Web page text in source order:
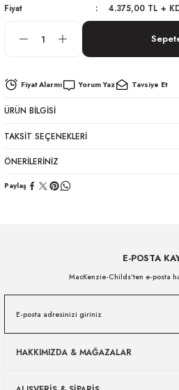
Fiyat
4.375,00 TL +
Fiyat Alarmı Yorum Yaz Tavsiye Et
ÜRÜN BILGISI
TAKSIT SEÇENEKLERI
ÖNERILERINIZ
Paylaş
E-POSTA
MacKenzie-Childs’ten e-posta
HAKKIMIZDA & MAĞAZALAR